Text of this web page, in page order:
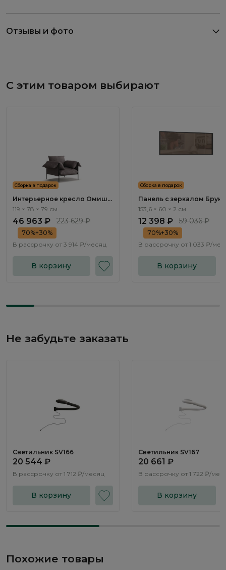
Отзывы и фото
С этим товаром выбирают
Сборка в подарок
Интерьерное кресло Омиш /
Omish ММ104.2
119 × 78 × 79 см
46 963 ₽ 223 629 ₽
70%+30%
В рассрочку от 3 914 ₽/месяц
В корзину
Сборка в подарок
Панель с зеркалом
Bruno BC1051.0
153,6 × 60 × 2 см
12 398 ₽ 59 036 ₽
70%+30%
В рассрочку от 1 033 ₽/
В корзину
Не забудьте заказать
Светильник SV166
20 544 ₽
В рассрочку от 1 712 ₽/месяц
В корзину
Светильник SV167
20 661 ₽
В рассрочку от 1 722 ₽/
В корзину
Похожие товары